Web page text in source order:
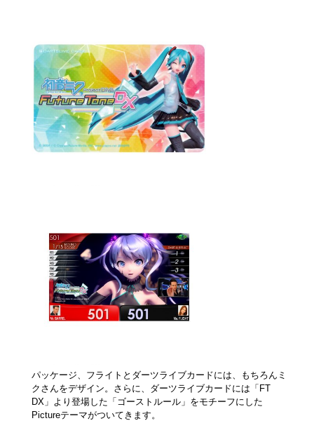
パッケージ、フライトとダーツライブカードには、もちろんミ
クさんをデザイン。さらに、ダーツライブカードには「FT
DX」より登場した「ゴーストルール」をモチーフにした
Pictureテーマがついてきます。